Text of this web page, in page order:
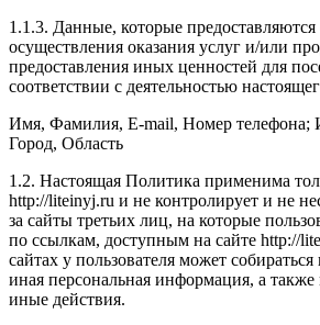
1.1.3. Данные, которые предоставляются
осуществления оказания услуг и/или
предоставления иных ценностей для
соответствии с деятельностью
Имя, Фамилия, E-mail, Номер телефона;
Город, Область
1.2. Настоящая Политика применима
http://liteinyj.ru и не контролирует и не
за сайты третьих лиц, на которые
по ссылкам, доступным на сайте http://
сайтах у пользователя может
иная персональная информация, а также
иные действия.